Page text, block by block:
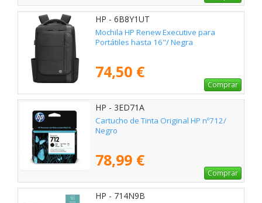
HP - 6B8Y1UT
Mochila HP Renew Executive para
Portátiles hasta 16"/ Negra
74,50 €
Comprar
HP - 3ED71A
Cartucho de Tinta Original HP nº712/
Negro
78,99 €
Comprar
HP - 714N9B